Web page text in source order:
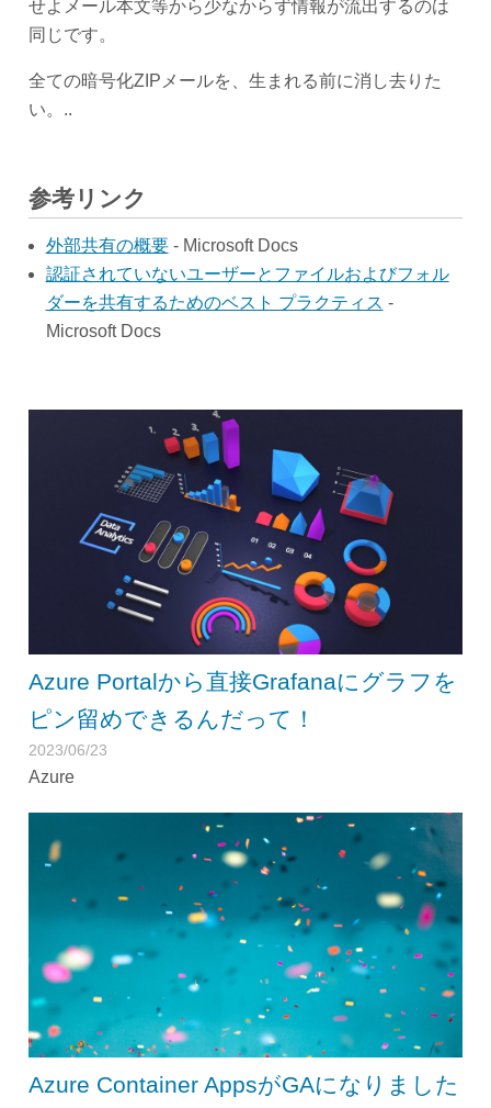
せよメール本文等から少なからず情報が流出するのは
同じです。
全ての暗号化ZIPメールを、生まれる前に消し去りた
い。..
参考リンク
外部共有の概要- Microsoft Docs
認証されていないユーザーとファイルおよびフォル
ダーを共有するためのベスト プラクティス -
Microsoft Docs
Azure Portalから直接Grafanaにグラフを
ピン留めできるんだって！
2023/06/23
Azure
Azure Container AppsがGAになりました